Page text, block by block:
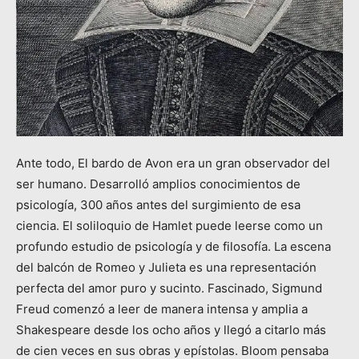
Ante todo, El bardo de Avon era un gran observador del
ser humano. Desarrolló amplios conocimientos de
psicología, 300 años antes del surgimiento de esa
ciencia. El soliloquio de Hamlet puede leerse como un
profundo estudio de psicología y de filosofía. La escena
del balcón de Romeo y Julieta es una representación
perfecta del amor puro y sucinto. Fascinado, Sigmund
Freud comenzó a leer de manera intensa y amplia a
Shakespeare desde los ocho años y llegó a citarlo más
de cien veces en sus obras y epístolas. Bloom pensaba